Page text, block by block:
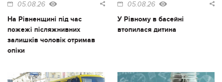
05.08.26
На Рівненщині під час
пожежі післяжнивних
залишків чоловік отримав
опіки
05.08.26
У Рівному в басейні
втопилася дитина